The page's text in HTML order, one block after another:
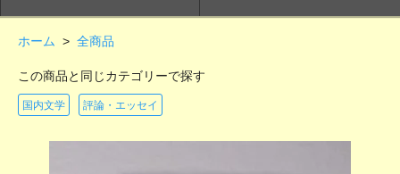
ホーム > 全商品
この商品と同じカテゴリーで探す
国内文学 評論・エッセイ